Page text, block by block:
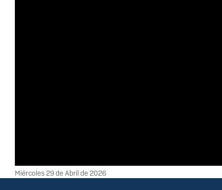
Fecha
Miércoles 29 de Abril de 2026